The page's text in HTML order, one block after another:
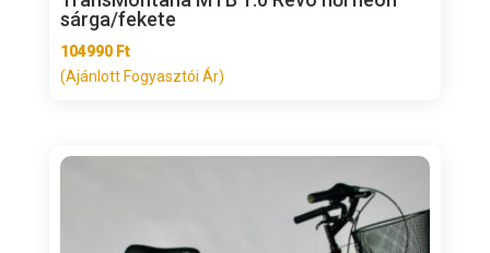
sárga/fekete
104990 Ft
(Ajánlott Fogyasztói Ár)